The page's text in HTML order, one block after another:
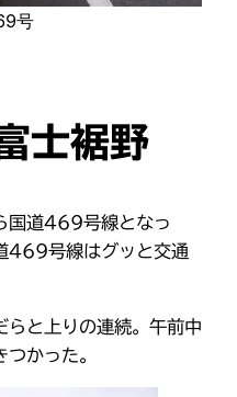
号
士裾野
国道469号線となっ
469号線はグッと交通
らと上りの連続。午前中
かった。